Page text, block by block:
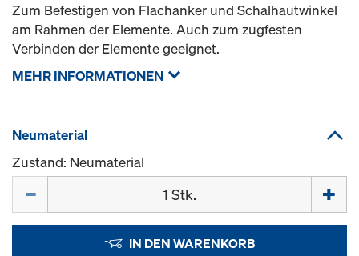
Zum Befestigen von Flachanker und Schalhautwinkel
am Rahmen der Elemente. Auch zum zugfesten
Verbinden der Elemente geeignet.
MEHR INFORMATIONEN
Neumaterial
Zustand: Neumaterial
IN DEN WARENKORB